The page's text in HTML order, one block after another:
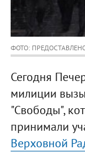
ФОТО:
Сегодня
милиции
"Свободы",
принимали
Верховной